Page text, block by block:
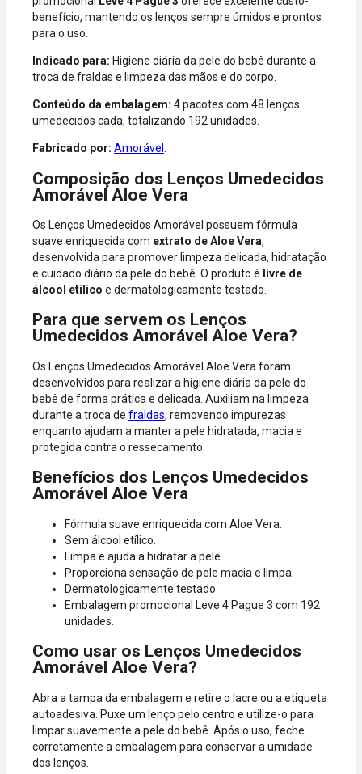
Hipercard,
Express, Elo e
Diners.
benefício, mantendo os lenços sempre úmidos e prontos
para o uso.
Indicado para: Higiene diária da pele do bebê durante a
troca de fraldas e limpeza das mãos e do corpo.
Conteúdo da embalagem: 4 pacotes com 48 lenços
umedecidos cada, totalizando 192 unidades.
Fabricado por: Amorável
Composição dos Lenços Umedecidos
Amorável Aloe Vera
Os Lenços Umedecidos Amorável possuem fórmula
suave enriquecida com extrato de Aloe Vera,
desenvolvida para promover limpeza delicada, hidratação
e cuidado diário da pele do bebê. O produto é livre de
álcool etílico e dermatologicamente testado.
Para que servem os Lenços
Umedecidos Amorável Aloe Vera?
Os Lenços Umedecidos Amorável Aloe Vera foram
desenvolvidos para realizar a higiene diária da pele do
bebê de forma prática e delicada. Auxiliam na limpeza
durante a troca de fraldas, removendo impurezas
enquanto ajudam a manter a pele hidratada, macia e
protegida contra o ressecamento.
Benefícios dos Lenços Umedecidos
Amorável Aloe Vera
Fórmula suave enriquecida com Aloe Vera.
Sem álcool etílico.
Limpa e ajuda a hidratar a pele.
Proporciona sensação de pele macia e limpa.
Dermatologicamente testado.
Embalagem promocional Leve 4 Pague 3 com 192
unidades.
Como usar os Lenços Umedecidos
Amorável Aloe Vera?
Abra a tampa da embalagem e retire o lacre ou a etiqueta
autoadesiva. Puxe um lenço pelo centro e utilize-o para
limpar suavemente a pele do bebê. Após o uso, feche
corretamente a embalagem para conservar a umidade
dos lenços.